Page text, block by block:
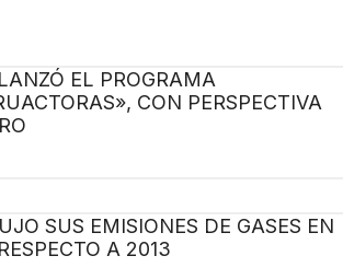
EL PROGRAMA
CON PERSPECTIVA
SUS EMISIONES DE GASES EN
A 2013